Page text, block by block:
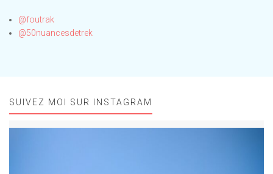
@foutrak
@50nuancesdetrek
SUIVEZ MOI SUR INSTAGRAM